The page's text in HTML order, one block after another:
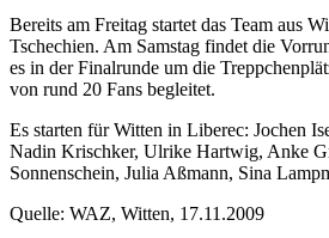
Bereits am Freitag startet das Team aus
Tschechien. Am Samstag findet die
es in der Finalrunde um die
von rund 20 Fans begleitet.
Es starten für Witten in Liberec: Jochen
Nadin Krischker, Ulrike Hartwig, Anke
Sonnenschein, Julia Aßmann, Sina
Quelle: WAZ, Witten, 17.11.2009